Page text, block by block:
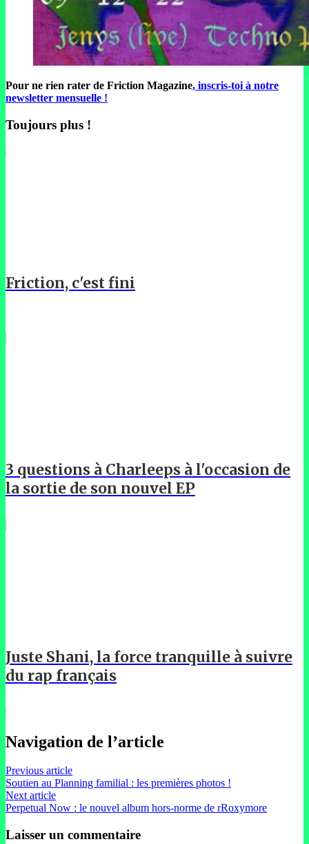
Pour ne rien rater de Friction Magazine, inscris-toi à notre
newsletter mensuelle !
Toujours plus !
Friction, c'est fini
3 questions à Charleeps à l'occasion de
la sortie de son nouvel EP
Juste Shani, la force tranquille à suivre
du rap français
Navigation de l’article
Previous article
Soutien au Planning familial : les premières photos !
Next article
Perpetual Now : le nouvel album hors-norme de rRoxymore
Laisser un commentaire